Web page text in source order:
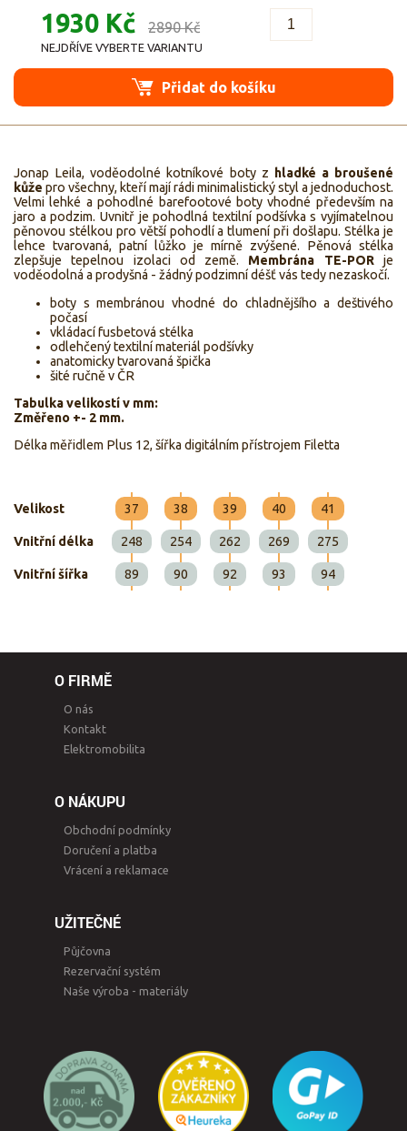
1930 Kč 2890 Kč
NEJDŘÍVE VYBERTE VARIANTU
Přidat do košíku
Jonap Leila, voděodolné kotníkové boty z
hladké a broušené
kůže pro všechny, kteří mají rádi minimalistický styl a jednoduchost.
Velmi lehké a pohodlné barefootové boty vhodné především na
jaro a podzim. Uvnitř je pohodlná textilní podšívka s vyjímatelnou
pěnovou stélkou pro větší pohodlí a tlumení při došlapu. Stélka je
lehce tvarovaná, patní lůžko je mírně zvýšené. Pěnová stélka
zlepšuje tepelnou izolaci od země. Membrána TE-PORje
voděodolná a prodyšná - žádný podzimní déšť vás tedy nezaskočí.
boty s membránou vhodné do chladnějšího a deštivého
počasí
vkládací fusbetová stélka
odlehčený textilní materiál podšívky
anatomicky tvarovaná špička
šité ručně v ČR
Tabulka velikostí v mm:
Změřeno +- 2 mm.
Délka měřidlem Plus 12, šířka digitálním přístrojem Filetta
Velikost 37 38 39 40 41
Vnitřní délka 248 254 262 269 275
Vnitřní šířka 89 90 92 93 94
O FIRMĚ
O nás
Kontakt
Elektromobilita
O NÁKUPU
Obchodní podmínky
Doručení a platba
Vrácení a reklamace
UŽITEČNÉ
Půjčovna
Rezervační systém
Naše výroba - materiály